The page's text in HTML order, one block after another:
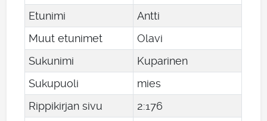
Etunimi
Antti
Muut etunimet
Olavi
Sukunimi
Kuparinen
Sukupuoli
mies
Rippikirjan sivu
2:176